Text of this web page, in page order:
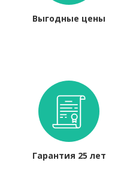
Выгодные цены
Гарантия 25 лет